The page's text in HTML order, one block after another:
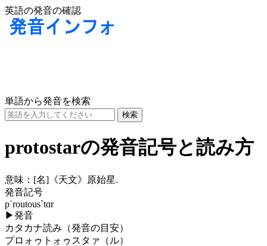
英語の発音の確認
単語から発音を検索
protostarの発音記号と読み方
意味： [名] 《天文》原始星.
発音記号
pˈroutous`tɑr
▶発音
カタカナ読み（発音の目安）
プロォゥトォゥスタァ（ル）